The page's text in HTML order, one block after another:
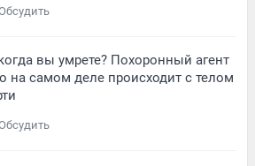
вы умрете? Похоронный агент
на самом деле происходит с телом